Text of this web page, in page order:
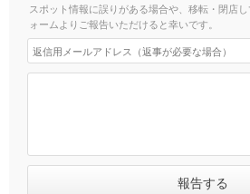
スポット情報に誤りがある場合や、移転・閉店
ォームよりご報告いただけると幸いです。